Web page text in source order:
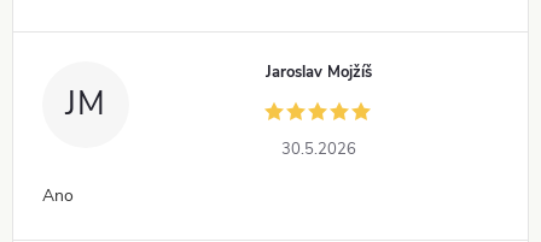
JM
Jaroslav Mojžíš
30.5.2026
Ano